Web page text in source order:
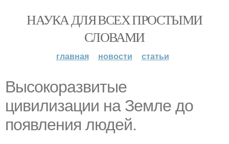
НАУКА ДЛЯ ВСЕХ ПРОСТЫМИ
СЛОВАМИ
главная новости статьи
Высокоразвитые
цивилизации на Земле до
появления людей.